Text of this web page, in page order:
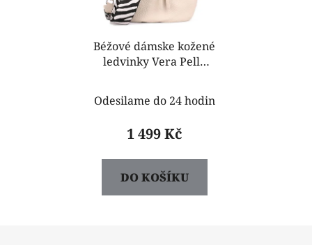
Béžové dámske kožené
ledvinky Vera Pelle
Odesilame do 24 hodin
1 499 Kč
DO KOŠÍKU